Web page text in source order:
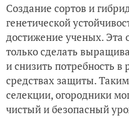
Создание сортов и
генетической
достижение ученых. Эта
только сделать
и снизить потребность
средствах защиты.
селекции, огородники
чистый и безопасный